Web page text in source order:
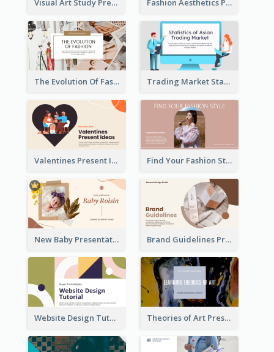
Visual Art Study Presentation Fashion Aesthetics Presentation
The Evolution Of Fashion Presentation Trading Market Statistics Presentation
Valentines Present Ideas Presentation Find Your Fashion Style Presentation
New Baby Presentation Brand Guidelines Presentation
Website Design Tutorial Presentation Theories of Art Presentation